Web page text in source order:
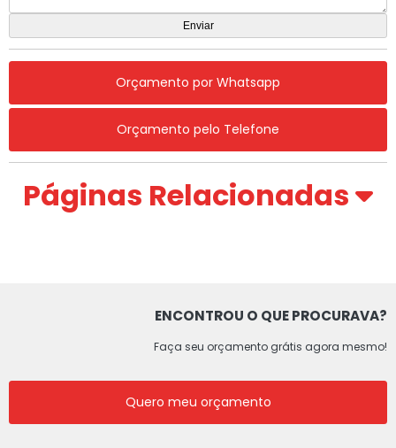
Orçamento por Whatsapp
Orçamento pelo Telefone
Páginas Relacionadas
ENCONTROU O QUE PROCURAVA?
Faça seu orçamento grátis agora mesmo!
Quero meu orçamento